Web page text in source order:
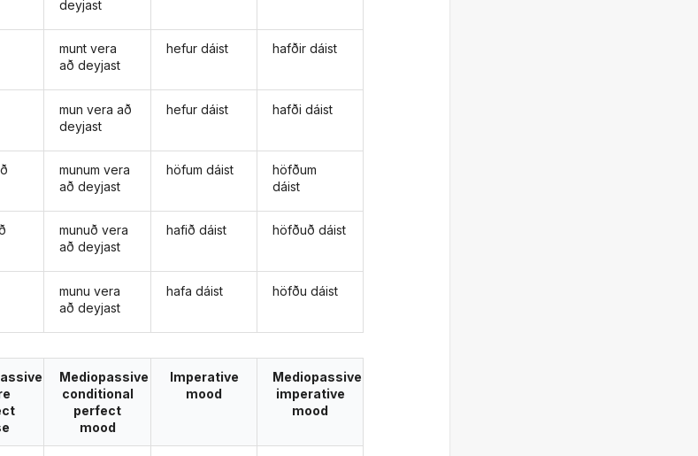
deyjast
munt vera
að deyjast
mun vera að
deyjast
munum vera
að deyjast
munuð vera
að deyjast
munu vera
að deyjast
hefur dáist
hefur dáist
höfum dáist
hafið dáist
hafa dáist
hafðir dáist
hafði dáist
höfðum
dáist
höfðuð dáist
höfðu dáist
Mediopassive
conditional
perfect
mood
Imperative
mood
Mediopassive
imperative
mood